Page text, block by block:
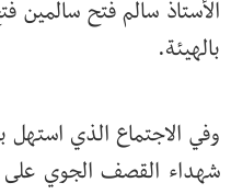
الأستاذ سالم فتح سالمين
بالهيئة.
وفي الاجتماع الذي استهل
شهداء القصف الجوي على